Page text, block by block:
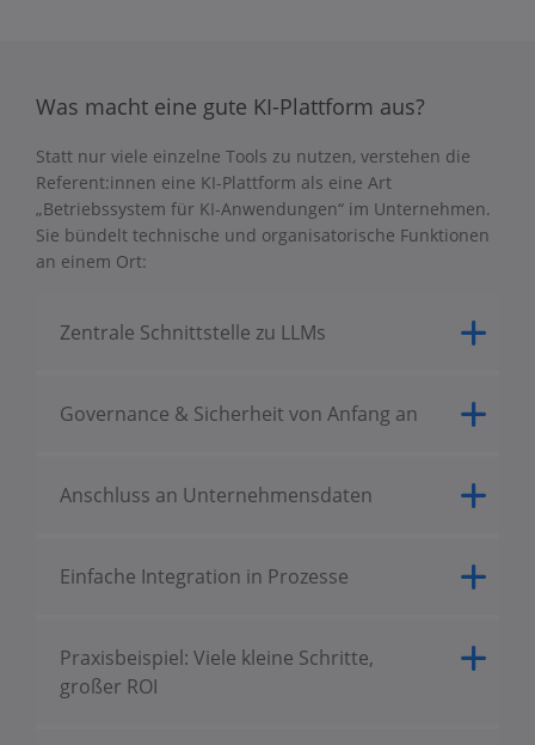
Was macht eine gute KI-Plattform aus?
Statt nur viele einzelne Tools zu nutzen, verstehen die
Referent:innen eine KI-Plattform als eine Art
„Betriebssystem für KI-Anwendungen“ im Unternehmen.
Sie bündelt technische und organisatorische Funktionen
an einem Ort:
Zentrale Schnittstelle zu LLMs
Governance & Sicherheit von Anfang an
Anschluss an Unternehmensdaten
Einfache Integration in Prozesse
Praxisbeispiel: Viele kleine Schritte,
großer ROI